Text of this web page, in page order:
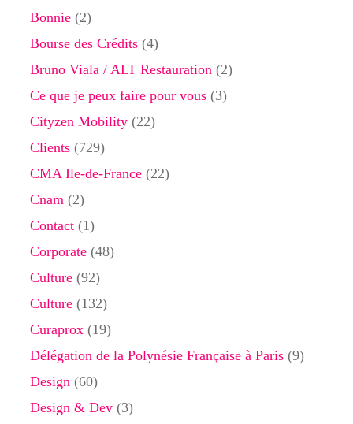
Bonnie (2)
Bourse des Crédits (4)
Bruno Viala / ALT Restauration (2)
Ce que je peux faire pour vous (3)
Cityzen Mobility (22)
Clients (729)
CMA Ile-de-France (22)
Cnam (2)
Contact (1)
Corporate (48)
Culture (92)
Culture (132)
Curaprox (19)
Délégation de la Polynésie Française à Paris (9)
Design (60)
Design & Dev (3)